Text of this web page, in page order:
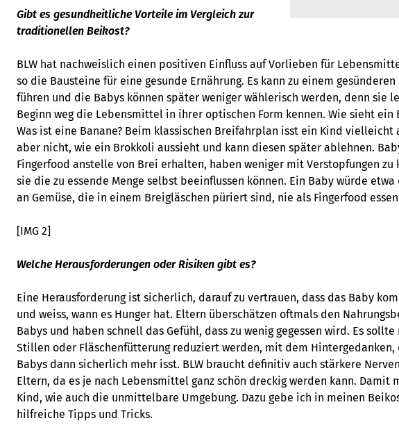
Gibt es gesundheitliche Vorteile im Vergleich zur
traditionellen Beikost?
BLW hat nachweislich einen positiven Einfluss auf Vorlieben für
so die Bausteine für eine gesunde Ernährung. Es kann zu einem gesünderen
führen und die Babys können später weniger wählerisch werden, denn sie
Beginn weg die Lebensmittel in ihrer optischen Form kennen. Wie sieht ein
Was ist eine Banane? Beim klassischen Breifahrplan isst ein Kind vielleicht
aber nicht, wie ein Brokkoli aussieht und kann diesen später ablehnen.
Fingerfood anstelle von Brei erhalten, haben weniger mit Verstopfungen zu
sie die zu essende Menge selbst beeinflussen können. Ein Baby würde etwa
an Gemüse, die in einem Breigläschen püriert sind, nie als Fingerfood
[IMG 2]
Welche Herausforderungen oder Risiken gibt es?
Eine Herausforderung ist sicherlich, darauf zu vertrauen, dass das Baby
und weiss, wann es Hunger hat. Eltern überschätzen oftmals den
Babys und haben schnell das Gefühl, dass zu wenig gegessen wird. Es
Stillen oder Fläschenfütterung reduziert werden, mit dem Hintergedanken,
Babys dann sicherlich mehr isst. BLW braucht definitiv auch stärkere
Eltern, da es je nach Lebensmittel ganz schön dreckig werden kann. Damit
Kind, wie auch die unmittelbare Umgebung. Dazu gebe ich in meinen
hilfreiche Tipps und Tricks.